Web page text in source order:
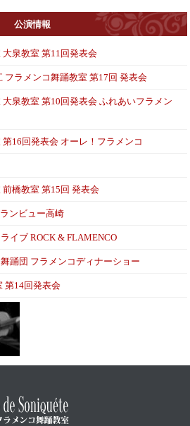
公演情報
泉教室 第11回発表会
フラメンコ舞踊教室 第17回 発表会
泉教室 第10回発表会 ふれあいフラメン
16回発表会 オーレ！フラメンコ
橋教室 第15回 発表会
ンビュー高崎
イブ ROCK & FLAMENCO
踊団 フラメンコディナーショー
第14回発表会